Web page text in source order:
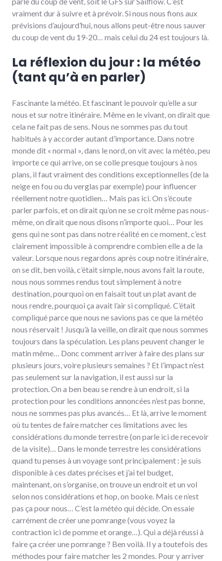
vraiment dur à suivre et à prévoir. Si nous nous fions aux
prévisions d’aujourd’hui, nous allons peut-être nous sauver
du coup de vent du 19-20… mais celui du 24 est toujours là.
La réflexion du jour : la météo
(tant qu’à en parler)
Fascinante la météo. Et fascinant le pouvoir qu’elle a sur
nous et sur notre itinéraire. Même en le vivant, on dirait que
cela ne fait pas de sens. Nous ne sommes pas du tout
habitués à y accorder autant d’importance. Dans notre
monde dit « normal », dans le nord, on vit avec la météo, peu
importe ce qui arrive, on se colle presque toujours à nos
plans, il faut vraiment des conditions exceptionnelles (de la
neige en fou ou du verglas par exemple) pour influencer
réellement notre quotidien… Mais pas ici. On s’écoute
parler parfois, et on dirait qu’on ne se croit même pas nous-
même, on dirait que nous disons n’importe quoi… Pour les
gens qui ne sont pas dans notre réalité en ce moment, c’est
clairement impossible à comprendre combien elle a de la
valeur. Lorsque nous regardons après coup notre itinéraire,
on se dit, ben voilà, c’était simple, nous avons fait la route,
nous nous sommes rendus tout simplement à notre
destination, pourquoi on en faisait tout un plat avant de
nous rendre, pourquoi ça avait l’air si compliqué. C’était
compliqué parce que nous ne savions pas ce que la météo
nous réservait ! Jusqu’à la veille, on dirait que nous sommes
toujours dans la spéculation. Les plans peuvent changer le
matin même… Donc comment arriver à faire des plans sur
plusieurs jours, voire plusieurs semaines ? Et l’impact n’est
pas seulement sur la navigation, il est aussi sur la
protection. On a ben beau se rendre à un endroit, si la
protection pour les conditions annoncées n’est pas bonne,
nous ne sommes pas plus avancés… Et là, arrive le moment
où tu tentes de faire matcher ces limitations avec les
considérations du monde terrestre (on parle ici de recevoir
de la visite)… Dans le monde terrestre les considérations
quand tu penses à un voyage sont principalement : je suis
disponible à ces dates précises et j’ai tel budget,
maintenant, on s’organise, on trouve un endroit et un vol
selon nos considérations et hop, on booke. Mais ce n’est
pas ça pour nous… C’est la météo qui décide. On essaie
carrément de créer une pomrange (vous voyez la
contraction ici de pomme et orange…). Qui a déjà réussi à
faire ça créer une pomrange ? Ben voilà. Il y a toutefois des
méthodes pour faire matcher les 2 mondes. Pour y arriver